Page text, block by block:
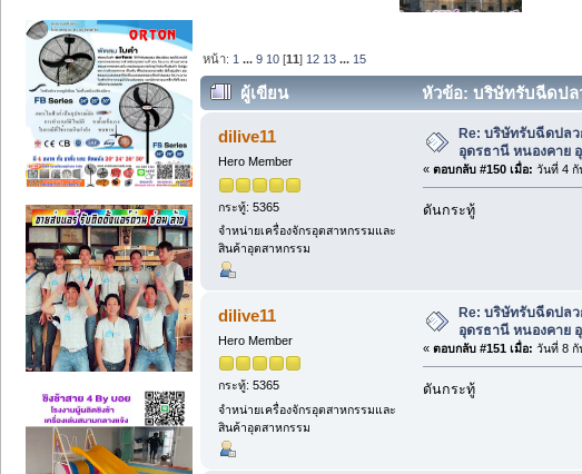
หน้า: 1 ...9 10 [11] 12 13 ... 15
ผู้เขียน
หัวข้อ: บริษัทรับฉีดปล
ครั้ง)
dilive11
Hero Member
กระทู้: 5365
จำหน่ายเครื่องจักรอุตสาหกรรมและ
สินค้าอุตสาหกรรม
Re: บริษัทรับฉีดปล
อุดรธานี หนองคาย
« ตอบกลับ #150 เมื่อ: วันที่ 4 กั
ดันกระทู้
dilive11
Hero Member
กระทู้: 5365
จำหน่ายเครื่องจักรอุตสาหกรรมและ
สินค้าอุตสาหกรรม
Re: บริษัทรับฉีดปล
อุดรธานี หนองคาย
« ตอบกลับ #151 เมื่อ: วันที่ 8 กั
ดันกระทู้